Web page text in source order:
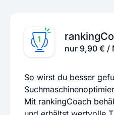
nur 9,90 € /
So wirst du besser
Mit rankingCoach